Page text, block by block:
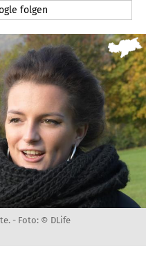
folgen
- Foto: © DLife